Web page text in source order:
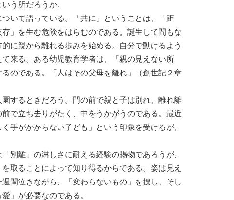
う所だろうか。
いて語っている。「共に」ということは、「距
」を生む危険をはらむのである。誕生して間もな
に親から離れる歩みを始める。自分で動けるよう
来る。ある幼児教育学者は、「親の見えない所
のである。「人はその父母を離れ」（創世記２章
するときだろう。門の前で親と子は別れ、離れ離
で立ち去りがたく、中をうかがうのである。最近
手がかからない子ども」という印象を受けるが、
別離」の淋しさに耐える経験の賜物であろうが、
取ることによって知り得るからである。姿は見え
間泣きながら、「変わらないもの」を捜し、そし
」が必要なのである。